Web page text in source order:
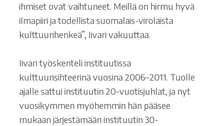
ihmiset ovat vaihtuneet. Meillä on hirmu hyvä
ilmapiiri ja todellista suomalais-virolaista
kulttuurihenkeä”, Iivari vakuuttaa.
Iivari työskenteli instituutissa
kulttuurisihteerinä vuosina 2006–2011. Tuolle
ajalle sattui instituutin 20-vuotisjuhlat, ja nyt
vuosikymmen myöhemmin hän pääsee
mukaan järjestämään instituutin 30-